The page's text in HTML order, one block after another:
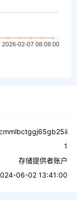
1
存储提供者账户
06-02 13:41:00